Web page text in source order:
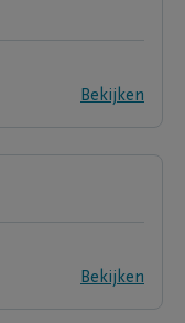
Bekijken
Bekijken